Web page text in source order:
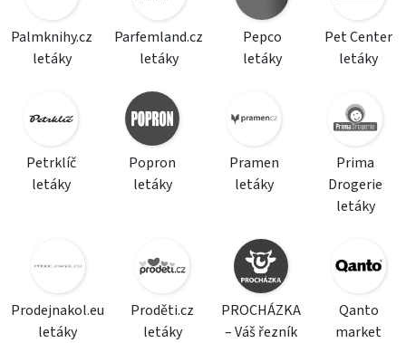
Palmknihy.cz
letáky
Parfemland.cz
letáky
Pepco
letáky
Pet Center
letáky
Petrklíč
letáky
Popron
letáky
Pramen
letáky
Prima
Drogerie
letáky
Prodejnakol.eu
letáky
Proděti.cz
letáky
PROCHÁZKA
– Váš řezník
Qanto
market